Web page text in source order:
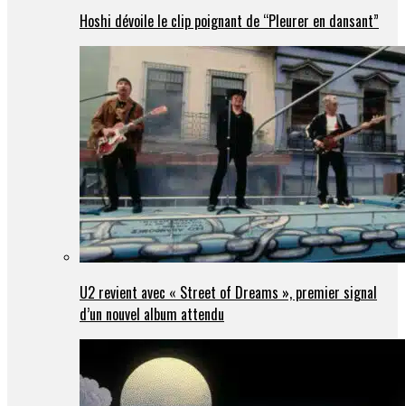
Hoshi dévoile le clip poignant de “Pleurer en dansant”
U2 revient avec « Street of Dreams », premier signal
d’un nouvel album attendu